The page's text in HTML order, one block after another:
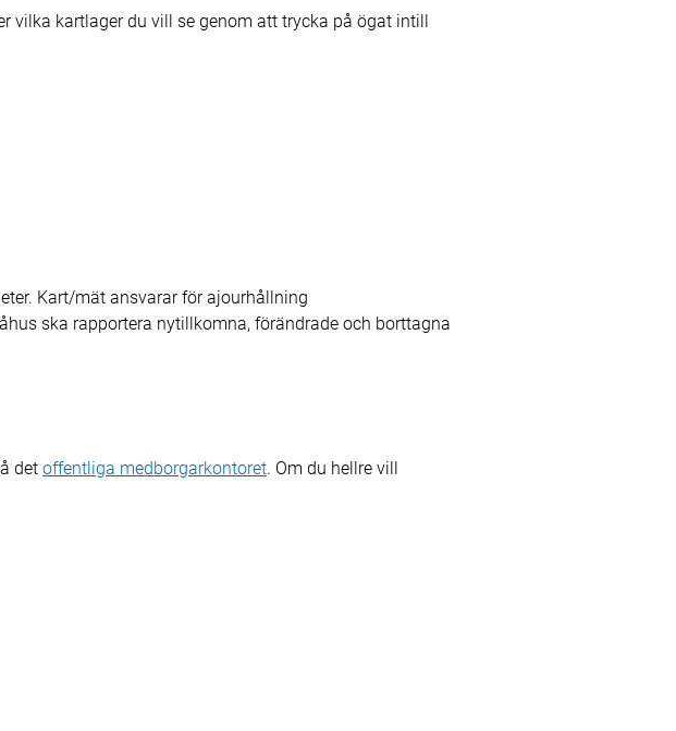
vilka kartlager du vill se genom att trycka på ögat intill
Kart/mät ansvarar för ajourhållning
ska rapportera nytillkomna, förändrade och borttagna
det offentliga medborgarkontoret. Om du hellre vill